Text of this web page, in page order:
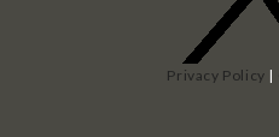
Privacy Policy |